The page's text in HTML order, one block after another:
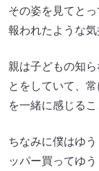
その姿を見てと
報われたような気
親は子どもの知
とをしていて、
を一緒に感じる
ちなみに僕はゆ
ッパー買ってゆ